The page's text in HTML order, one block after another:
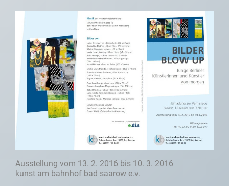
Ausstellung vom 13. 2. 2016 bis 10. 3. 2016
kunst am bahnhof bad saarow e.v.